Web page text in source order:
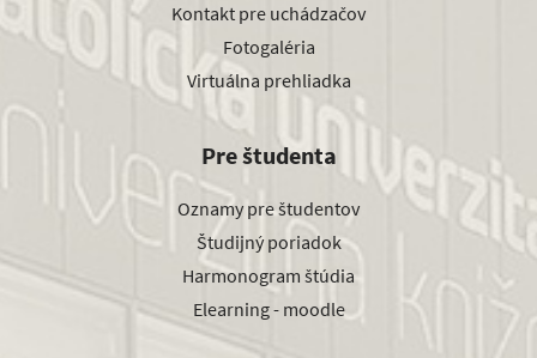
Kontakt pre uchádzačov
Fotogaléria
Virtuálna prehliadka
Pre študenta
Oznamy pre študentov
Študijný poriadok
Harmonogram štúdia
Elearning - moodle